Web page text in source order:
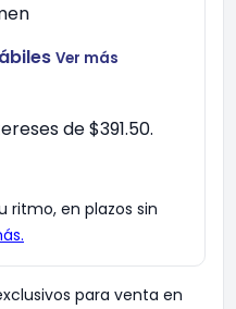
Ver más
de $391.50.
para venta en